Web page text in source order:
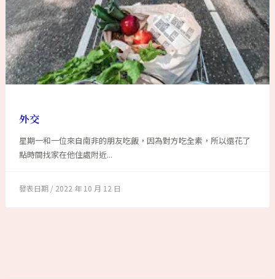
外交
星期一和一位來自南非的朋友吃飯，因為對方吃全素，所以還花了
點時間找家在他住處附近...
2022 年 10 月 12 日